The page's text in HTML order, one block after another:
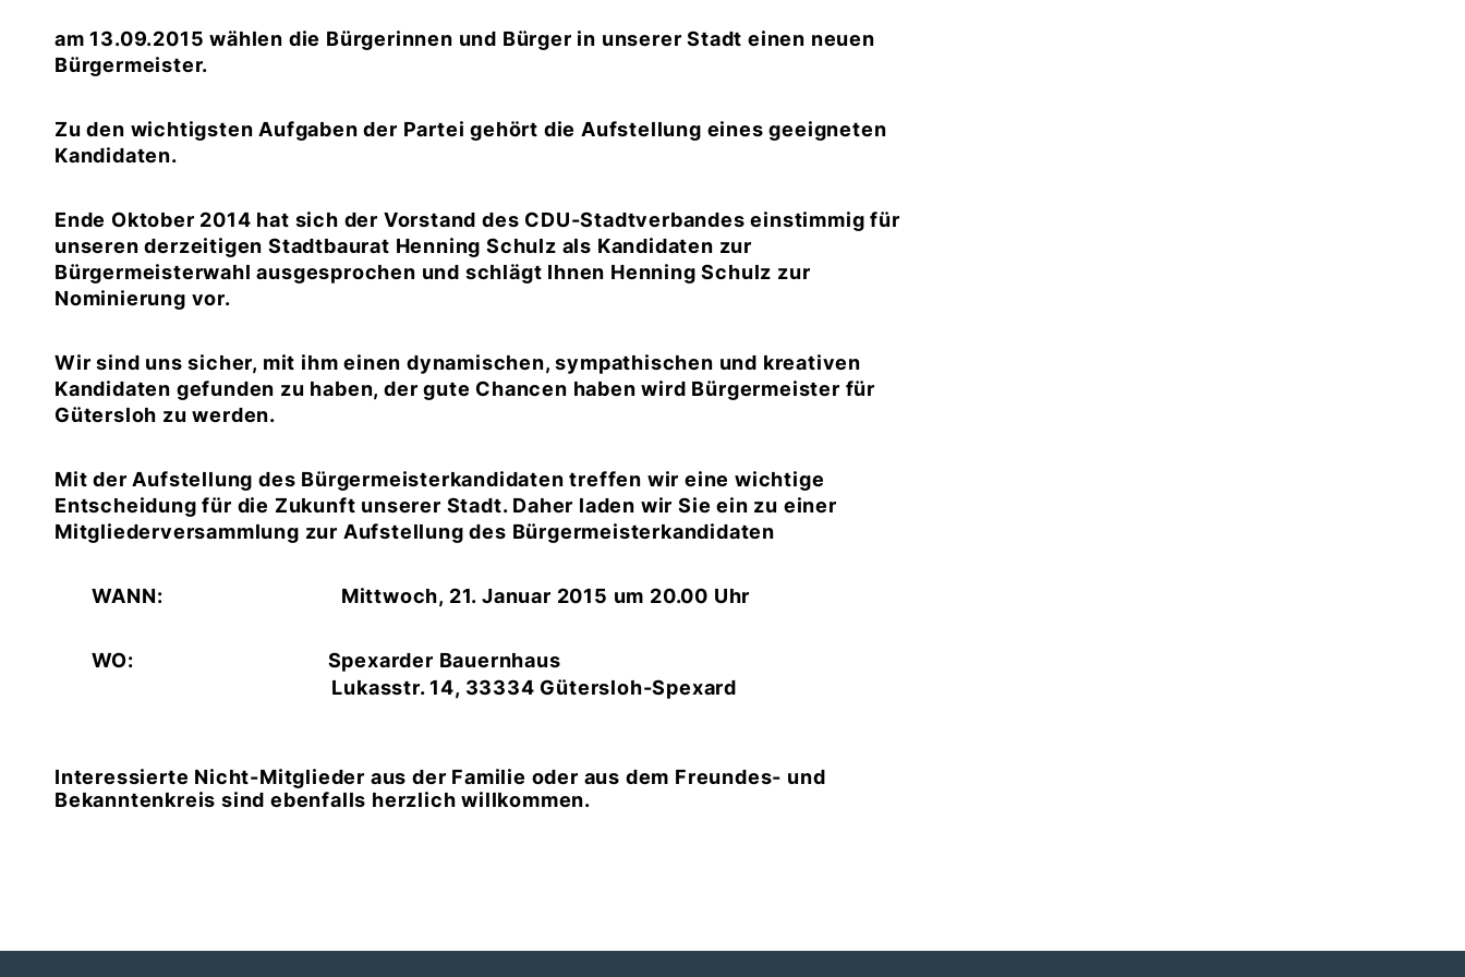
am 13.09.2015 wählen die Bürgerinnen und Bürger in unserer Stadt einen neuen
Bürgermeister.
Zu den wichtigsten Aufgaben der Partei gehört die Aufstellung eines geeigneten
Kandidaten.
Ende Oktober 2014 hat sich der Vorstand des CDU-Stadtverbandes einstimmig für
unseren derzeitigen Stadtbaurat Henning Schulz als Kandidaten zur
Bürgermeisterwahl ausgesprochen und schlägt Ihnen Henning Schulz zur
Nominierung vor.
Wir sind uns sicher, mit ihm einen dynamischen, sympathischen und kreativen
Kandidaten gefunden zu haben, der gute Chancen haben wird Bürgermeister für
Gütersloh zu werden.
Mit der Aufstellung des Bürgermeisterkandidaten treffen wir eine wichtige
Entscheidung für die Zukunft unserer Stadt. Daher laden wir Sie ein zu einer
Mitgliederversammlung zur Aufstellung des Bürgermeisterkandidaten
WANN: Mittwoch, 21. Januar 2015 um 20.00 Uhr
WO: Spexarder Bauernhaus
Lukasstr. 14, 33334 Gütersloh-Spexard
Interessierte Nicht-Mitglieder aus der Familie oder aus dem Freundes- und
Bekanntenkreis sind ebenfalls herzlich willkommen.